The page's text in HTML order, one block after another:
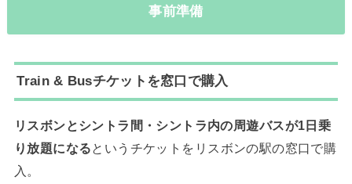
事前準備
Train & Busチケットを窓口で購入
リスボンとシントラ間・シントラ内の周遊バスが1日乗
り放題になるというチケットをリスボンの駅の窓口で購
入。